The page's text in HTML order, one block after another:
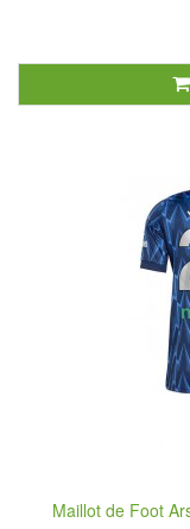
Maillot de Foot